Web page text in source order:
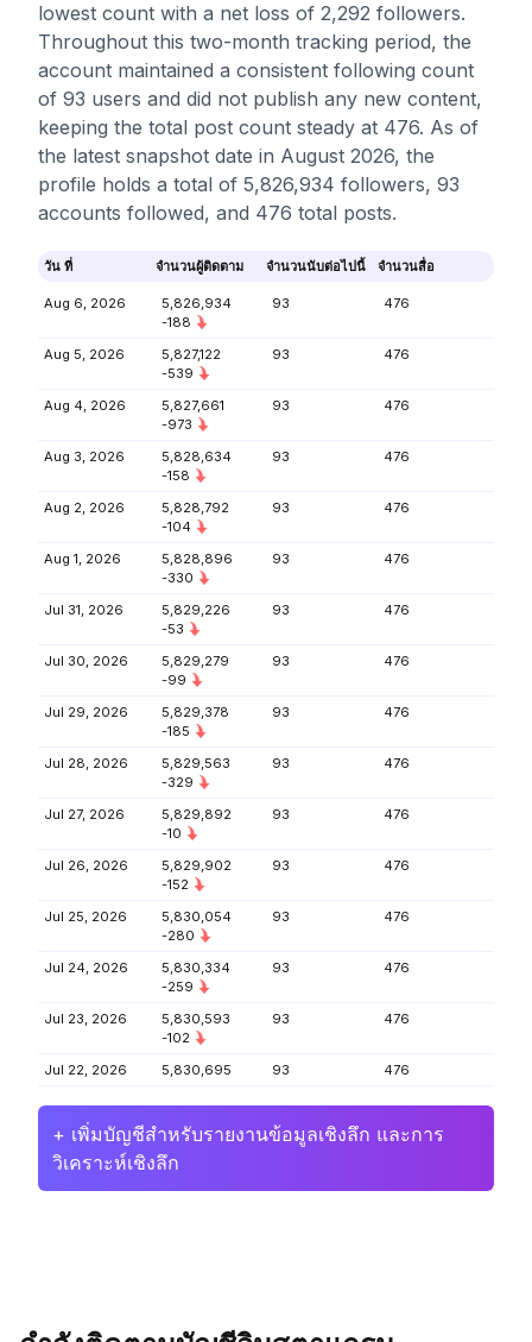
lowest count with a net loss of 2,292 followers.
Throughout this two-month tracking period, the
account maintained a consistent following count
of 93 users and did not publish any new content,
keeping the total post count steady at 476. As of
the latest snapshot date in August 2026, the
profile holds a total of 5,826,934 followers, 93
accounts followed, and 476 total posts.
วัน ที่ จำนวนผู้ติดตาม จำนวนนับต่อไปนี้ จำนวนสื่อ
Aug 6, 2026
5,826,934
-188
93 476
Aug 5, 2026
5,827,122
-539
93 476
Aug 4, 2026
5,827,661
-973
93 476
Aug 3, 2026
5,828,634
-158
93 476
Aug 2, 2026
5,828,792
-104
93 476
Aug 1, 2026
5,828,896
-330
93 476
Jul 31, 2026
5,829,226
-53
93 476
Jul 30, 2026
5,829,279
-99
93 476
Jul 29, 2026
5,829,378
-185
93 476
Jul 28, 2026
5,829,563
-329
93 476
Jul 27, 2026
5,829,892
-10
93 476
Jul 26, 2026
5,829,902
-152
93 476
Jul 25, 2026
5,830,054
-280
93 476
Jul 24, 2026
5,830,334
-259
93 476
Jul 23, 2026
5,830,593
-102
93 476
Jul 22, 2026 5,830,695 93 476
+ เพิ่มบัญชีสำหรับรายงานข้อมูลเชิงลึก และการ
วิเคราะห์เชิงลึก